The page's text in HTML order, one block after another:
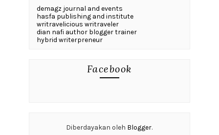
demagz journal and events
hasfa publishing and institute
writravelicious writraveler
dian nafi author blogger trainer
hybrid writerpreneur
Facebook
Diberdayakan oleh Blogger.